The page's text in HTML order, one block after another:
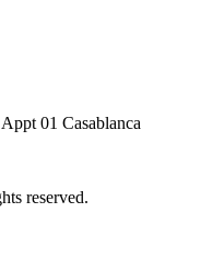
01 Casablanca
reserved.